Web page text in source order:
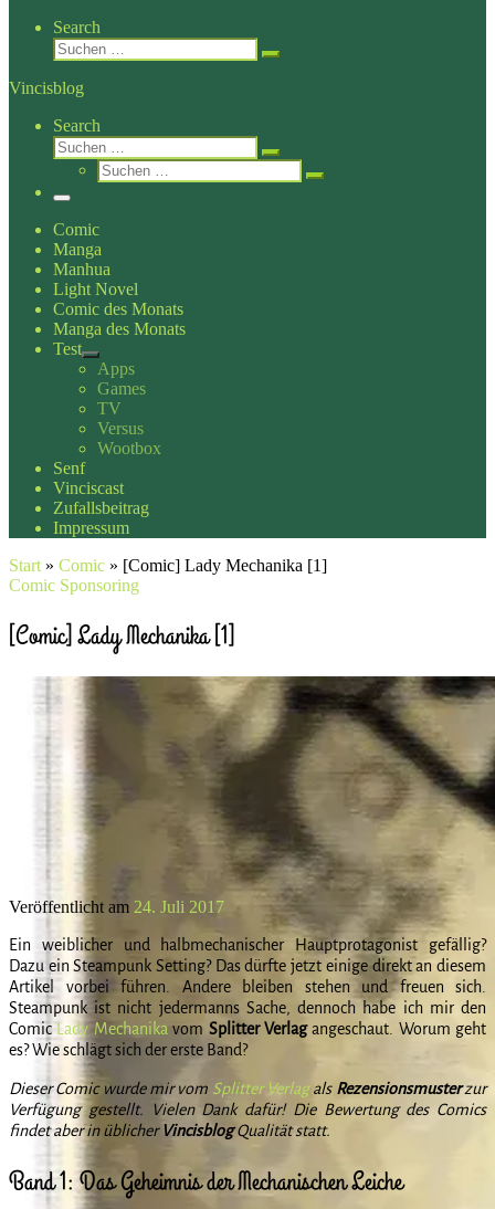
Search
Suche
Suchen …
Vincisblog
Search
Suche
Suchen …
Suche
Suchen …
Menü
Comic
Manga
Manhua
Light Novel
Comic des Monats
Manga des Monats
Test
Apps
Games
TV
Versus
Wootbox
Senf
Vinciscast
Zufallsbeitrag
Impressum
Start » Comic » [Comic] Lady Mechanika [1]
Comic Sponsoring
[Comic] Lady Mechanika [1]
Veröffentlicht am 24. Juli 2017
Ein weiblicher und halbmechanischer Hauptprotagonist gefällig?
Dazu ein Steampunk Setting? Das dürfte jetzt einige direkt an diesem
Artikel vorbei führen. Andere bleiben stehen und freuen sich.
Steampunk ist nicht jedermanns Sache, dennoch habe ich mir den
Comic
Lady Mechanika vom Splitter Verlagangeschaut. Worum geht
es? Wie schlägt sich der erste Band?
Dieser Comic wurde mir vom Splitter Verlagals Rezensionsmusterzur
Verfügung gestellt. Vielen Dank dafür! Die Bewertung des Comics
findet aber in üblicher VincisblogQualität statt.
Band 1: Das Geheimnis der Mechanischen Leiche